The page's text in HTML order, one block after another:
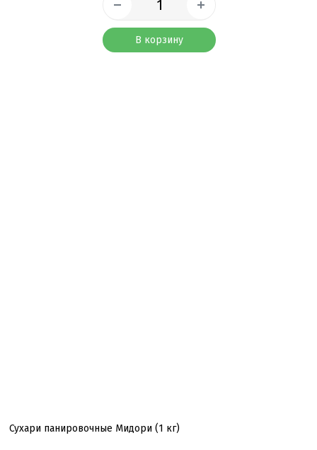
В корзину
Сухари панировочные Мидори (1 кг)